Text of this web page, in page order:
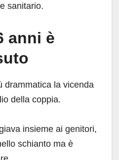
sanitario.
anni è
drammatica la vicenda
della coppia.
insieme ai genitori,
schianto ma è